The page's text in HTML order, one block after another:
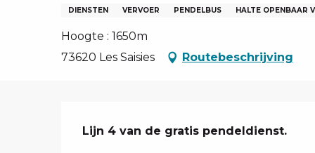
GROEPEN, ONDERNEMINGSRADEN
DIENSTEN VERVOER PENDELBUS HALTE OPENBAAR
Hoogte : 1650m
73620 Les Saisies
Routebeschrijving
Beschrijving
Lijn 4 van de gratis pendeldienst.